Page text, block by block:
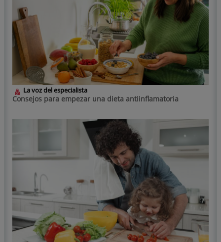
La voz del especialista
Consejos para empezar una dieta antiinflamatoria